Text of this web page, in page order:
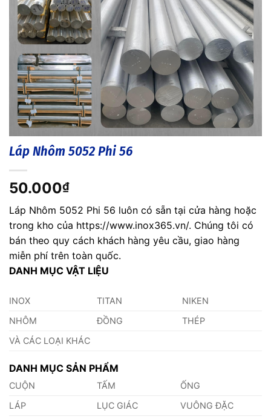
Láp Nhôm 5052 Phi 56
50.000₫
Láp Nhôm 5052 Phi 56 luôn có sẵn tại cửa hàng hoặc
trong kho của https://www.inox365.vn/. Chúng tôi có
bán theo quy cách khách hàng yêu cầu, giao hàng
miễn phí trên toàn quốc.
DANH MỤC VẬT LIỆU
INOX TITAN
NIKEN
NHÔM
ĐỒNG
THÉP
VÀ CÁC LOẠI KHÁC
DANH MỤC SẢN PHẨM
CUỘN TẤM
ỐNG
LÁP
LỤC GIÁC
VUÔNG ĐẶC